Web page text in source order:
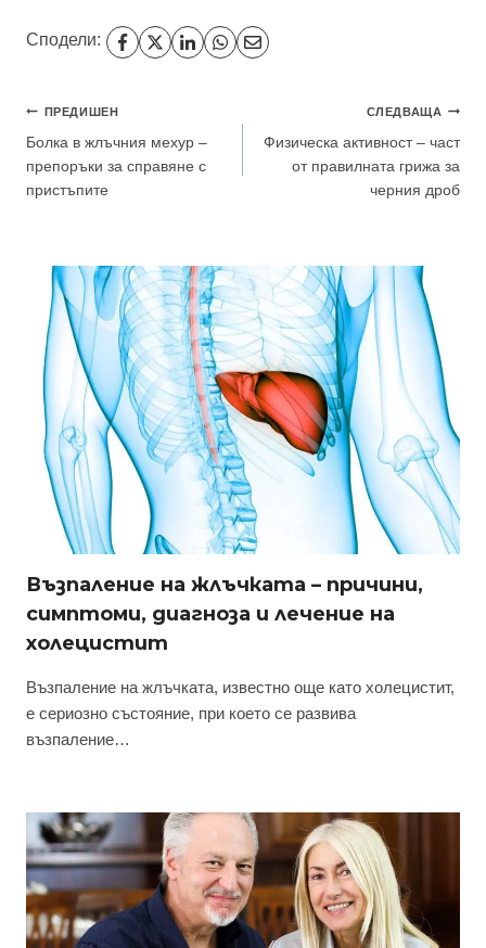
Сподели:
Навигация
ПРЕДИШЕН
Болка в жлъчния мехур –
препоръки за справяне с
пристъпите
СЛЕДВАЩА
Физическа активност – част
от правилната грижа за
черния дроб
Възпаление на жлъчката – причини,
симптоми, диагноза и лечение на
холецистит
Възпаление на жлъчката, известно още като холецистит,
е сериозно състояние, при което се развива
възпаление…